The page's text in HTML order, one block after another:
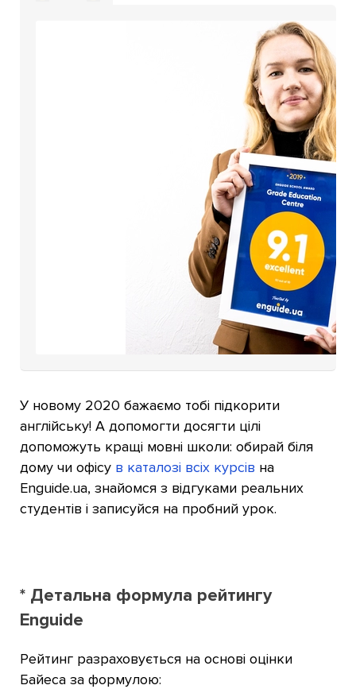
У новому 2020 бажаємо тобі підкорити
англійську! А допомогти досягти цілі
допоможуть кращі мовні школи: обирай біля
дому чи офісу в каталозі всіх курсів на
Enguide.ua, знайомся з відгуками реальних
студентів і записуйся на пробний урок.
* Детальна формула рейтингу
Enguide
Рейтинг разраховується на основі оцінки
Байеса за формулою: